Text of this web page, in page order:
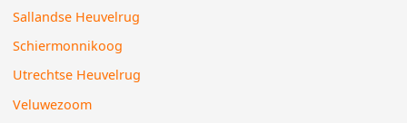
Sallandse Heuvelrug
Schiermonnikoog
Utrechtse Heuvelrug
Veluwezoom